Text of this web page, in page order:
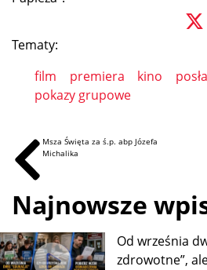
Tematy:
film
premiera kino
pokazy grupowe
Msza Święta za ś.p. abp Józefa
Michalika
Najnowsze
Od września
zdrowotne”,